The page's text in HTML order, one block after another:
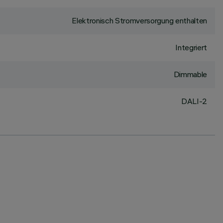
Elektronisch Stromversorgung enthalten
Integriert
Dimmable
DALI-2